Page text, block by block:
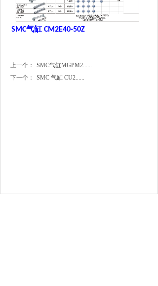
SMC气缸 CM2E40-50Z
上一个：
SMC气缸MGPM2......
下一个：
SMC 气缸 CU2......